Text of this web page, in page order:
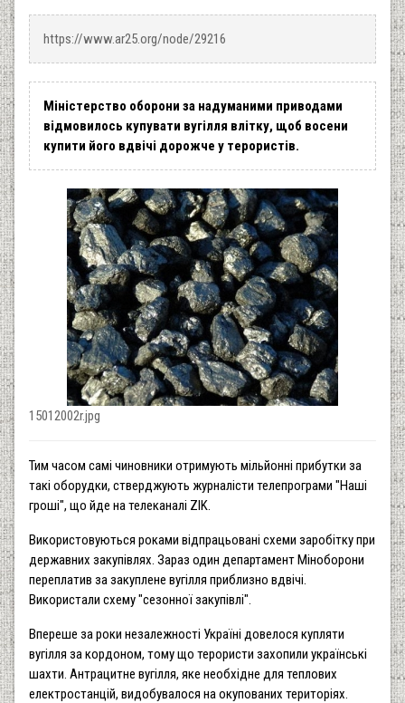
https://www.ar25.org/node/29216
Міністерство оборони за надуманими приводами
відмовилось купувати вугілля влітку, щоб восени
купити його вдвічі дорожче у терористів.
15012002r.jpg
Тим часом самі чиновники отримують мільйонні прибутки за
такі оборудки, стверджують журналісти телепрограми "Наші
гроші", що йде на телеканалі ZIK.
Використовуються роками відпрацьовані схеми заробітку при
державних закупівлях. Зараз один департамент Міноборони
переплатив за закуплене вугілля приблизно вдвічі.
Використали схему "сезонної закупівлі".
Впереше за роки незалежності Україні довелося купляти
вугілля за кордоном, тому що терористи захопили українські
шахти. Антрацитне вугілля, яке необхідне для теплових
електростанцій, видобувалося на окупованих територіях.